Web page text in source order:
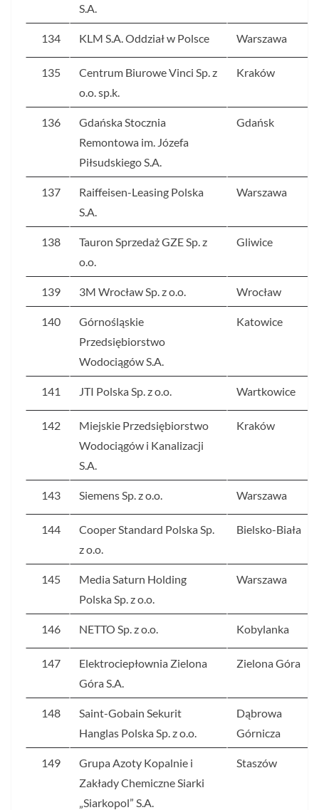
S.A.
134 KLM S.A. Oddział w Polsce Warszawa
135
Centrum Biurowe Vinci Sp. z
o.o. sp.k.
Kraków
136
Gdańska Stocznia
Remontowa im. Józefa
Piłsudskiego S.A.
Gdańsk
137
Raiffeisen-Leasing Polska
S.A.
Warszawa
138
Tauron Sprzedaż GZE Sp. z
o.o.
Gliwice
139 3M Wrocław Sp. z o.o. Wrocław
140
Górnośląskie
Przedsiębiorstwo
Wodociągów S.A.
Katowice
141 JTI Polska Sp. z o.o. Wartkowice
142
Miejskie Przedsiębiorstwo
Wodociągów i Kanalizacji
S.A.
Kraków
143 Siemens Sp. z o.o. Warszawa
144
Cooper Standard Polska Sp.
z o.o.
Bielsko-Biała
145
Media Saturn Holding
Polska Sp. z o.o.
Warszawa
146 NETTO Sp. z o.o. Kobylanka
147
Elektrociepłownia Zielona
Góra S.A.
Zielona Góra
148
Saint-Gobain Sekurit
Hanglas Polska Sp. z o.o.
Dąbrowa
Górnicza
149
Grupa Azoty Kopalnie i
Zakłady Chemiczne Siarki
„Siarkopol” S.A.
Staszów